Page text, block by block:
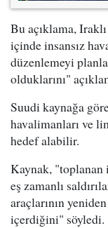
Bu açıklama,
içinde insansız
düzenlemeyi
olduklarını"
Suudi kaynağa
havalimanları ve
hedef alabilir.
Kaynak, "toplanan
eş zamanlı
araçlarının
içerdiğini" söyledi.